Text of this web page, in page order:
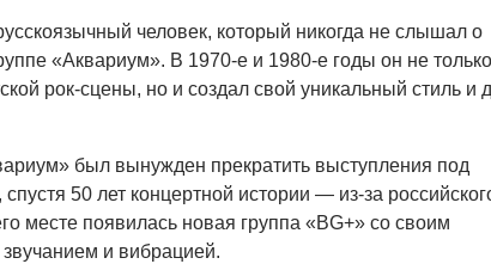
человек, который никогда не слышал о
«Аквариум». В 1970-е и 1980-е годы он не только
рок-сцены, но и создал свой уникальный стиль и
был вынужден прекратить выступления под
50 лет концертной истории — из-за
месте появилась новая группа «BG+» со своим
и вибрацией.